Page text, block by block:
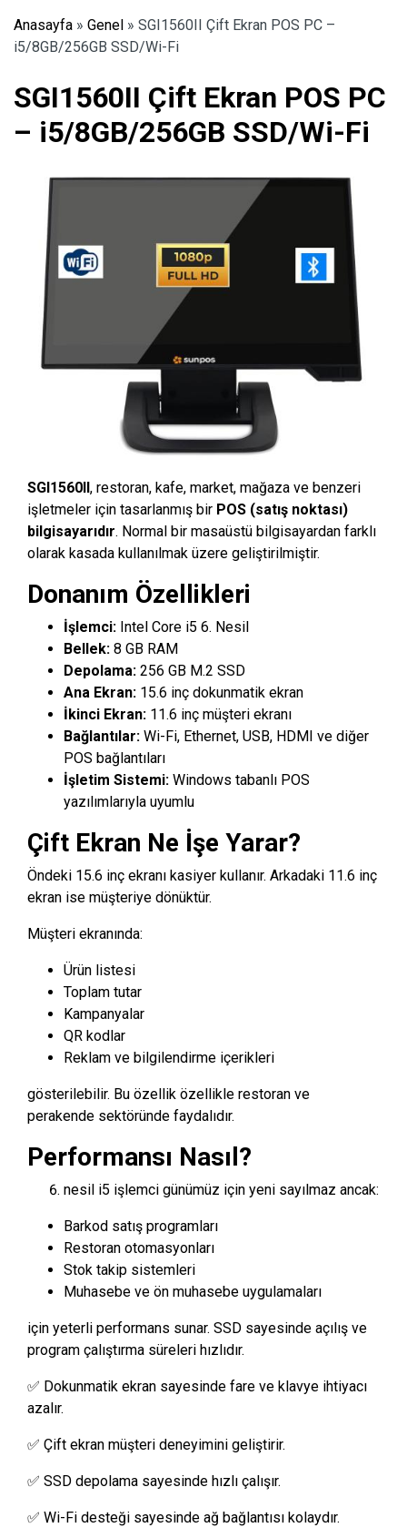
Anasayfa » Genel » SGI1560II Çift Ekran POS PC –
i5/8GB/256GB SSD/Wi-Fi
SGI1560II Çift Ekran POS PC
– i5/8GB/256GB SSD/Wi-Fi
SGI1560II, restoran, kafe, market, mağaza ve benzeri
işletmeler için tasarlanmış bir POS (satış noktası)
bilgisayarıdır. Normal bir masaüstü bilgisayardan farklı
olarak kasada kullanılmak üzere geliştirilmiştir.
Donanım Özellikleri
İşlemci: Intel Core i5 6. Nesil
Bellek: 8 GB RAM
Depolama: 256 GB M.2 SSD
Ana Ekran: 15.6 inç dokunmatik ekran
İkinci Ekran: 11.6 inç müşteri ekranı
Bağlantılar: Wi-Fi, Ethernet, USB, HDMI ve diğer
POS bağlantıları
İşletim Sistemi: Windows tabanlı POS
yazılımlarıyla uyumlu
Çift Ekran Ne İşe Yarar?
Öndeki 15.6 inç ekranı kasiyer kullanır. Arkadaki 11.6 inç
ekran ise müşteriye dönüktür.
Müşteri ekranında:
Ürün listesi
Toplam tutar
Kampanyalar
QR kodlar
Reklam ve bilgilendirme içerikleri
gösterilebilir. Bu özellik özellikle restoran ve
perakende sektöründe faydalıdır.
Performansı Nasıl?
nesil i5 işlemci günümüz için yeni sayılmaz ancak:
Barkod satış programları
Restoran otomasyonları
Stok takip sistemleri
Muhasebe ve ön muhasebe uygulamaları
için yeterli performans sunar. SSD sayesinde açılış ve
program çalıştırma süreleri hızlıdır.
✅ Dokunmatik ekran sayesinde fare ve klavye ihtiyacı
azalır.
✅ Çift ekran müşteri deneyimini geliştirir.
✅ SSD depolama sayesinde hızlı çalışır.
✅ Wi-Fi desteği sayesinde ağ bağlantısı kolaydır.